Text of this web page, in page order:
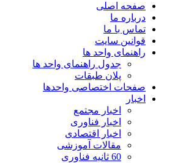
صفحه اصلی
درباره ما
تماس با ما
قوانین سایت
راهنمای واحد ها
جدول راهنمای واحد ها
پلان طبقات
صفحات اختصاصی واحدها
اخبار
اخبار مجتمع
اخبار فناوری
اخبار اقتصادی
مقالات آموزشی
60 ثانیه فناوری